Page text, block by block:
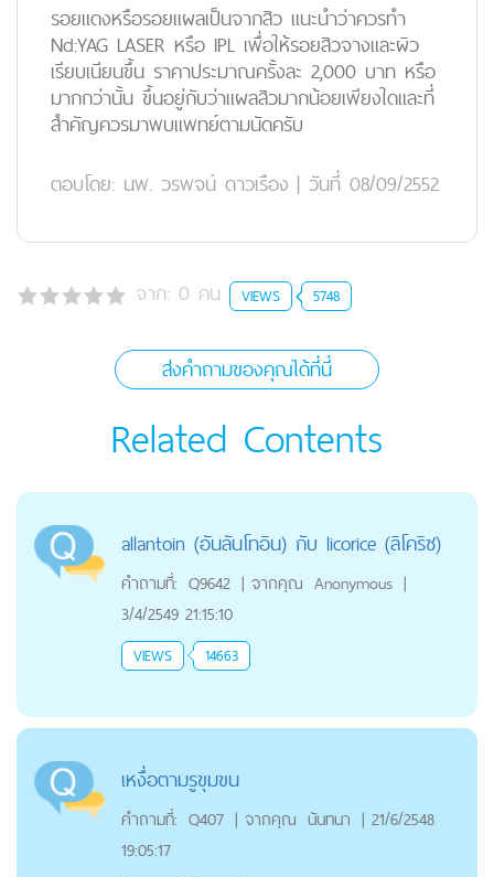
รอยแดงหรือรอยเเผลเป็นจากสิว แนะนำว่าควรทำ
Nd:YAG LASER หรือ IPL เพื่อให้รอยสิวจางและผิว
เรียบเนียนขึ้น ราคาประมาณครั้งละ 2,000 บาท หรือ
มากกว่านั้น ขึ้นอยู่กับว่าแผลสิวมากน้อยเพียงใดและที่
สำคัญควรมาพบแพทย์ตามนัดครับ
ตอบโดย: นพ. วรพจน์ ดาวเรือง | วันที่ 08/09/2552
จาก: 0 คน VIEWS 5748
ส่งคำถามของคุณได้ที่นี่
Related Contents
allantoin (อันลันโทอิน) กับ licorice (ลิโคริช)
คำถามที่: Q9642 | จากคุณ Anonymous |
3/4/2549 21:15:10
VIEWS 14663
เหงื่อตามรูขุมขน
คำถามที่: Q407 | จากคุณ นันทนา | 21/6/2548
19:05:17